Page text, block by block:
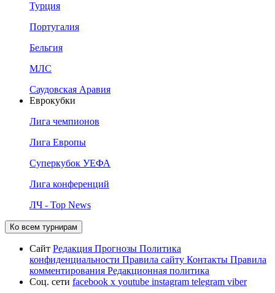
Турция
Португалия
Бельгия
МЛС
Саудовская Аравия
Еврокубки
Лига чемпионов
Лига Европы
Суперкубок УЕФА
Лига конференций
ЛЧ - Top News
Ко всем турнирам
Сайт Редакция Прогнозы Политика
конфиденциальности Правила сайту Контакты Правила
комментирования Редакционная политика
Соц. сети facebook x youtube instagram telegram viber